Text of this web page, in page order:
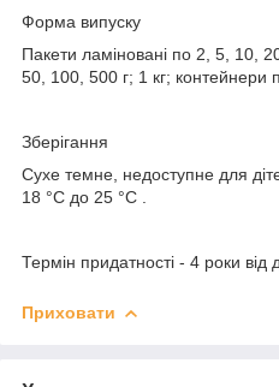
Форма випуску
Пакети ламіновані по 2, 5, 10,
50, 100, 500 г; 1 кг; контейнери
Зберігання
Сухе темне, недоступне для
18 °С до 25 °С .
Термін придатності - 4 роки від
Приховати